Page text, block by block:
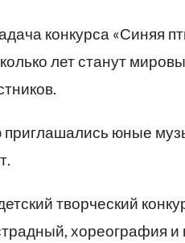
конкурса «Синяя
лет станут
приглашались юные
творческий
хореография и